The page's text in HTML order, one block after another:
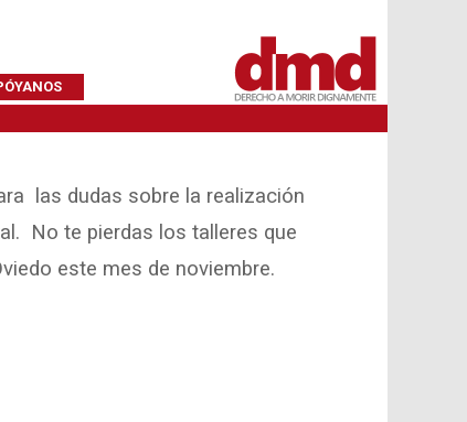
las dudas sobre la realización
No te pierdas los talleres que
este mes de noviembre.